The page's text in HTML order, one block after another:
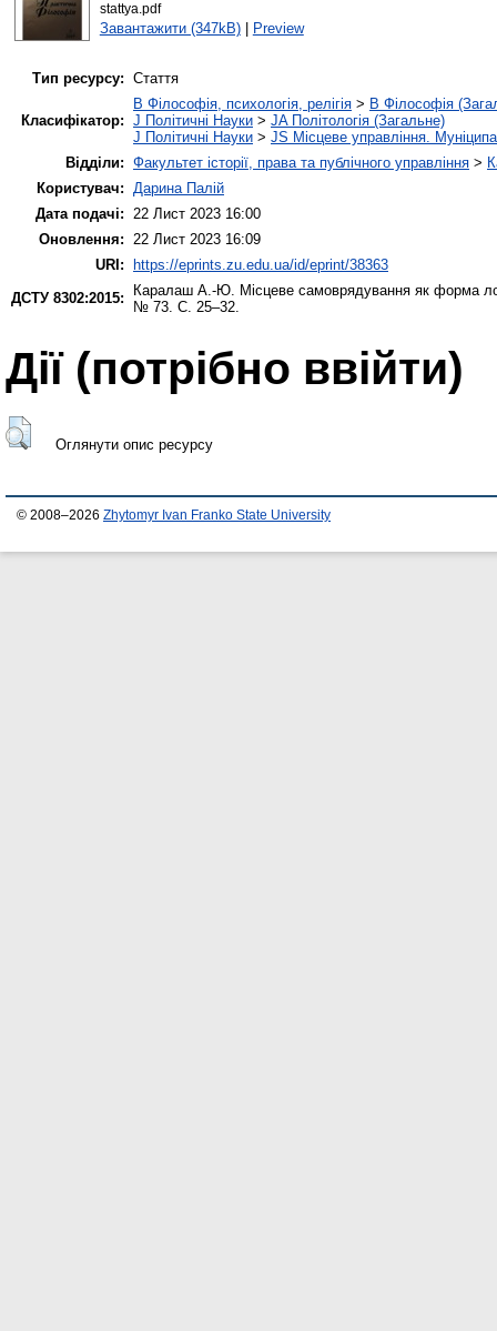
stattya.pdf
Завантажити (347kB)| Preview
Тип ресурсу: Стаття
Класифікатор:
B Філософія, психологія, релігія > B Філософія
J Політичні Науки > JA Політологія (Загальне)
J Політичні Науки > JS Місцеве управління.
Відділи: Факультет історії, права та публічного управління >
Користувач: Дарина Палій
Дата подачі: 22 Лист 2023 16:00
Оновлення: 22 Лист 2023 16:09
URI:
https://eprints.zu.edu.ua/id/eprint/38363
ДСТУ 8302:2015:
Каралаш А.-Ю. Місцеве самоврядування як форма
№ 73. С. 25–32.
Дії ​​(потрібно ввійти)
Оглянути опис ресурсу
© 2008–2026 Zhytomyr Ivan Franko State University